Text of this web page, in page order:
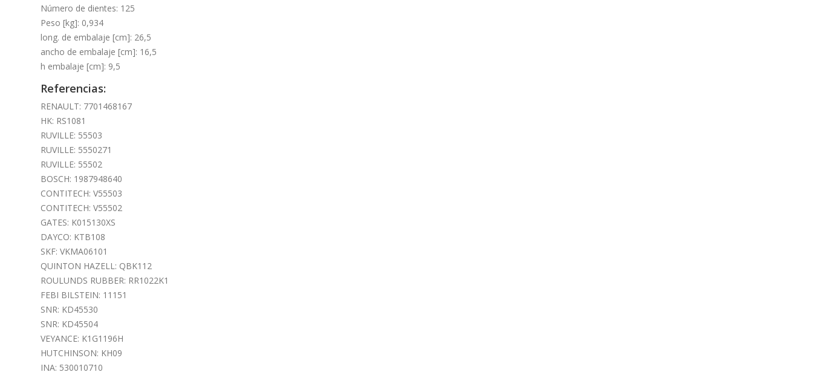
Número de dientes: 125
Peso [kg]: 0,934
long. de embalaje [cm]: 26,5
ancho de embalaje [cm]: 16,5
h embalaje [cm]: 9,5
Referencias:
RENAULT: 7701468167
HK: RS1081
RUVILLE: 55503
RUVILLE: 5550271
RUVILLE: 55502
BOSCH: 1987948640
CONTITECH: V55503
CONTITECH: V55502
GATES: K015130XS
DAYCO: KTB108
SKF: VKMA06101
QUINTON HAZELL: QBK112
ROULUNDS RUBBER: RR1022K1
FEBI BILSTEIN: 11151
SNR: KD45530
SNR: KD45504
VEYANCE: K1G1196H
HUTCHINSON: KH09
INA: 530010710